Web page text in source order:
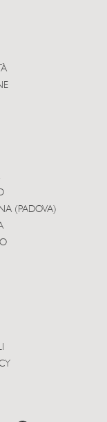
(PADOVA)